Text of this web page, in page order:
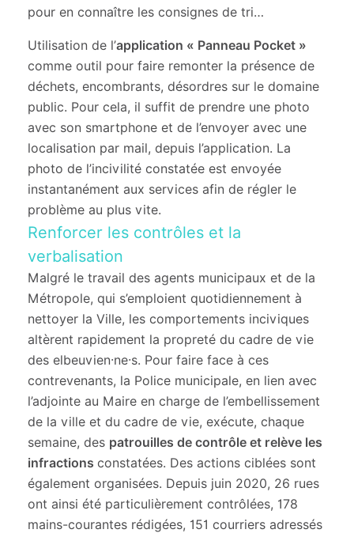
pour en connaître les consignes de tri…
Utilisation de l’application « Panneau Pocket »
comme outil pour faire remonter la présence de
déchets, encombrants, désordres sur le domaine
public. Pour cela, il suffit de prendre une photo
avec son smartphone et de l’envoyer avec une
localisation par mail, depuis l’application. La
photo de l’incivilité constatée est envoyée
instantanément aux services afin de régler le
problème au plus vite.
Renforcer les contrôles et la
verbalisation
Malgré le travail des agents municipaux et de la
Métropole, qui s’emploient quotidiennement à
nettoyer la Ville, les comportements inciviques
altèrent rapidement la propreté du cadre de vie
des elbeuvien·ne·s. Pour faire face à ces
contrevenants, la Police municipale, en lien avec
l’adjointe au Maire en charge de l’embellissement
de la ville et du cadre de vie, exécute, chaque
semaine, des patrouilles de contrôle et relève les
infractionsconstatées. Des actions ciblées sont
également organisées. Depuis juin 2020, 26 rues
ont ainsi été particulièrement contrôlées, 178
mains-courantes rédigées, 151 courriers adressés